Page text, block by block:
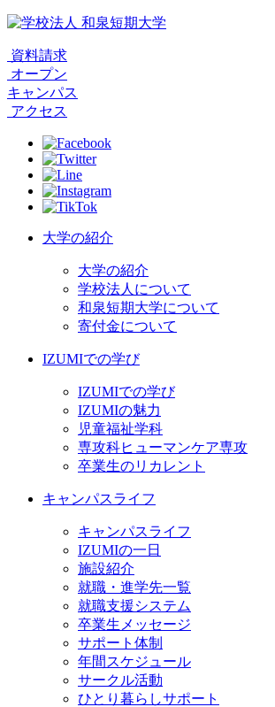
資料請求
オープン
キャンパス
アクセス
大学の紹介
大学の紹介
学校法人について
和泉短期大学について
寄付金について
IZUMIでの学び
IZUMIでの学び
IZUMIの魅力
児童福祉学科
専攻科ヒューマンケア専攻
卒業生のリカレント
キャンパスライフ
キャンパスライフ
IZUMIの一日
施設紹介
就職・進学先一覧
就職支援システム
卒業生メッセージ
サポート体制
年間スケジュール
サークル活動
ひとり暮らしサポート